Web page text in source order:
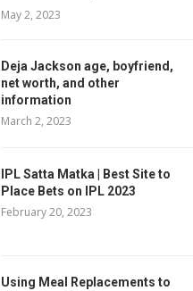
May 2, 2023
Deja Jackson age, boyfriend,
net worth, and other
information
March 2, 2023
IPL Satta Matka | Best Site to
Place Bets on IPL 2023
February 20, 2023
Using Meal Replacements to